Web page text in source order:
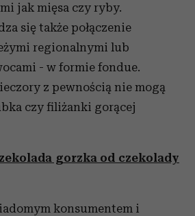
jak mięsa czy ryby.
się także połączenie
regionalnymi lub
- w formie fondue.
z pewnością nie mogą
czy filiżanki gorącej
gorzka od czekolady
konsumentem i